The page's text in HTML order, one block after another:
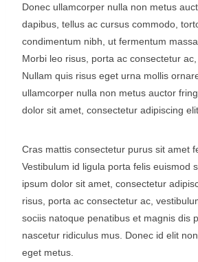
Donec ullamcorper nulla non metus
dapibus, tellus ac cursus commodo,
condimentum nibh, ut fermentum
Morbi leo risus, porta ac consectetur
Nullam quis risus eget urna mollis
ullamcorper nulla non metus auctor
dolor sit amet, consectetur adipiscing elit.
Cras mattis consectetur purus sit amet
Vestibulum id ligula porta felis euismod
ipsum dolor sit amet, consectetur
risus, porta ac consectetur ac,
sociis natoque penatibus et magnis dis
nascetur ridiculus mus. Donec id elit
eget metus.